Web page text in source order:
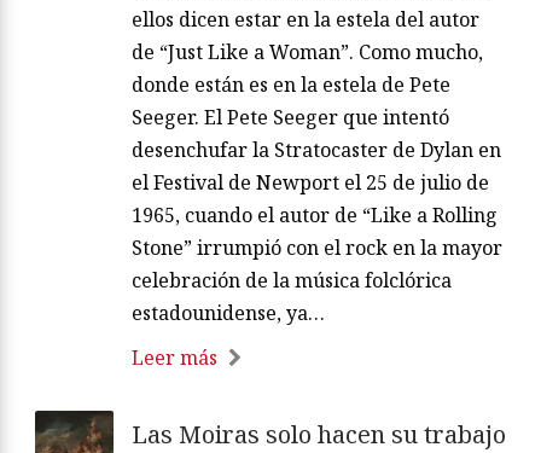
ellos dicen estar en la estela del autor
de “Just Like a Woman”. Como mucho,
donde están es en la estela de Pete
Seeger. El Pete Seeger que intentó
desenchufar la Stratocaster de Dylan en
el Festival de Newport el 25 de julio de
1965, cuando el autor de “Like a Rolling
Stone” irrumpió con el rock en la mayor
celebración de la música folclórica
estadounidense, ya…
Leer más
Las Moiras solo hacen su trabajo